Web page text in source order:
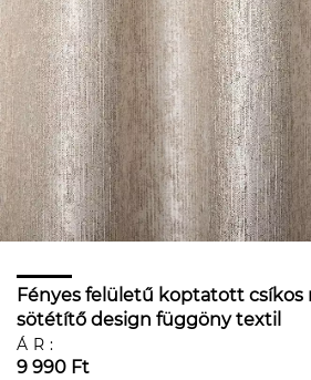
Fényes felületű koptatott csíkos
sötétítő design függöny textil
ÁR:
9 990 Ft